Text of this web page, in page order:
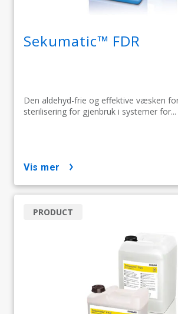
Sekumatic™ FDR
Den aldehyd-frie og effektive væsken
sterilisering for gjenbruk i systemer for...
vis mer
PRODUCT